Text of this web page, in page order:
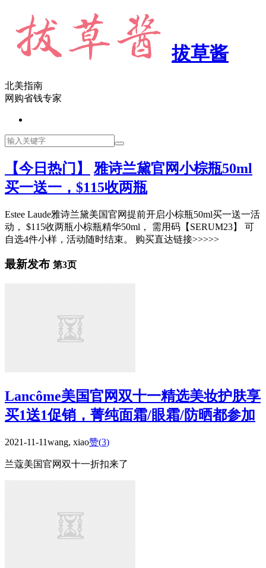
拔草酱
北美指南
网购省钱专家
【今日热门】
雅诗兰黛官网小棕瓶50ml
买一送一，$115收两瓶
Estee Laude雅诗兰黛美国官网提前开启小棕瓶50ml买一送一活
动， $115收两瓶小棕瓶精华50ml， 需用码【SERUM23】 可
自选4件小样，活动随时结束。 购买直达链接>>>>>
最新发布 第3页
Lancôme美国官网双十一精选美妆护肤享
买1送1促销，菁纯面霜/眼霜/防晒都参加
2021-11-11wang, xiao赞(3)
兰蔻美国官网双十一折扣来了